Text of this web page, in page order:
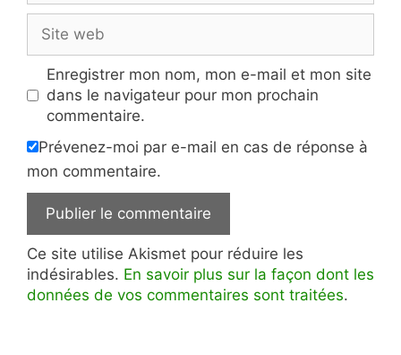
web
Enregistrer mon nom, mon e-mail et mon site
dans le navigateur pour mon prochain
commentaire.
Prévenez-moi par e-mail en cas de réponse à
mon commentaire.
Ce site utilise Akismet pour réduire les
indésirables. En savoir plus sur la façon dont les
données de vos commentaires sont traitées.